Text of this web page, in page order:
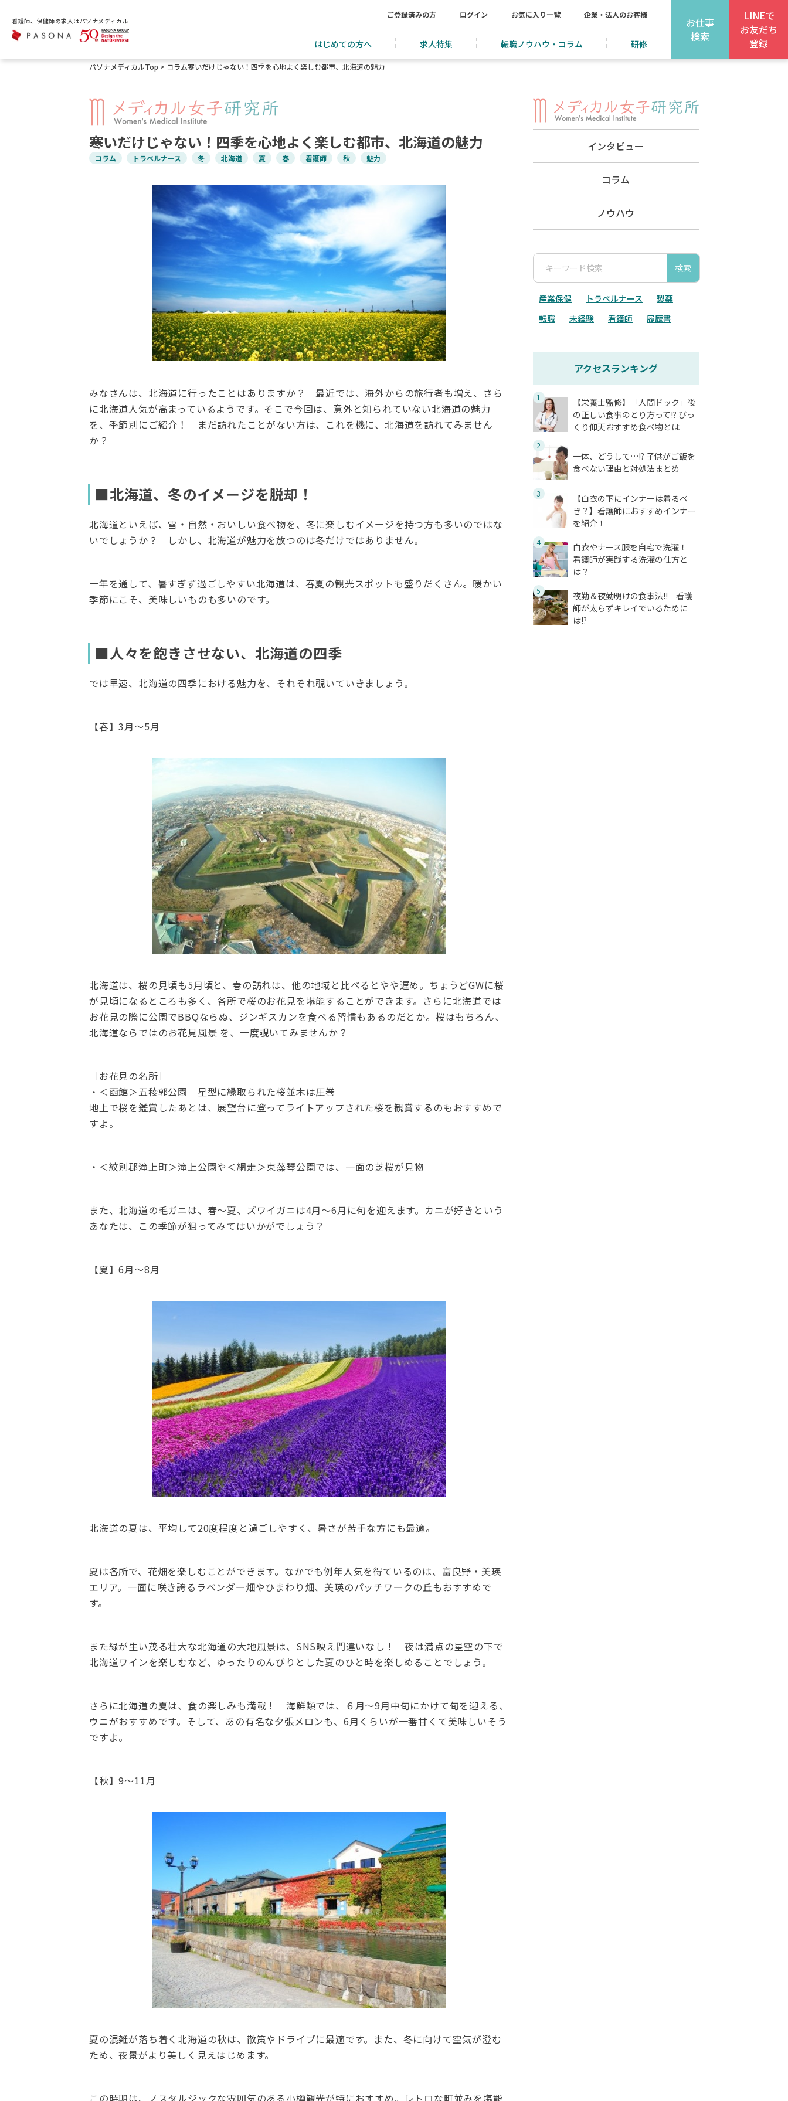
看護師、保健師の求人はパソナメディカル
ご登録済みの方 ログイン お気に入り一覧 企業・法人のお客様
はじめての方へ 求人特集 転職ノウハウ・コラム 研修
お仕事
検索
LINEで
お友だち
登録
パソナメディカルTop > コラム寒いだけじゃない！四季を心地よく楽しむ都市、北海道の魅力
寒いだけじゃない！四季を心地よく楽しむ都市、北海道の魅力
コラム トラベルナース 冬 北海道 夏 春 看護師 秋 魅力
みなさんは、北海道に行ったことはありますか？ 最近では、海外からの旅行者も増え、さら
に北海道人気が高まっているようです。そこで今回は、意外と知られていない北海道の魅力
を、季節別にご紹介！ まだ訪れたことがない方は、これを機に、北海道を訪れてみません
か？
■北海道、冬のイメージを脱却！
北海道といえば、雪・自然・おいしい食べ物を、冬に楽しむイメージを持つ方も多いのではな
いでしょうか？ しかし、北海道が魅力を放つのは冬だけではありません。
一年を通して、暑すぎず過ごしやすい北海道は、春夏の観光スポットも盛りだくさん。暖かい
季節にこそ、美味しいものも多いのです。
■人々を飽きさせない、北海道の四季
では早速、北海道の四季における魅力を、それぞれ覗いていきましょう。
【春】3月～5月
北海道は、桜の見頃も5月頃と、春の訪れは、他の地域と比べるとやや遅め。ちょうどGWに桜
が見頃になるところも多く、各所で桜のお花見を堪能することができます。さらに北海道では
お花見の際に公園でBBQならぬ、ジンギスカンを食べる習慣もあるのだとか。桜はもちろん、
北海道ならではのお花見風景 を、一度覗いてみませんか？
［お花見の名所］
・＜函館＞五稜郭公園 星型に縁取られた桜並木は圧巻
地上で桜を鑑賞したあとは、展望台に登ってライトアップされた桜を観賞するのもおすすめで
すよ。
・＜紋別郡滝上町＞滝上公園や＜網走＞東藻琴公園では、一面の芝桜が見物
また、北海道の毛ガニは、春～夏、ズワイガニは4月～6月に旬を迎えます。カニが好きという
あなたは、この季節が狙ってみてはいかがでしょう？
【夏】6月～8月
北海道の夏は、平均して20度程度と過ごしやすく、暑さが苦手な方にも最適。
夏は各所で、花畑を楽しむことができます。なかでも例年人気を得ているのは、富良野・美瑛
エリア。一面に咲き誇るラベンダー畑やひまわり畑、美瑛のパッチワークの丘もおすすめで
す。
また緑が生い茂る壮大な北海道の大地風景は、SNS映え間違いなし！ 夜は満点の星空の下で
北海道ワインを楽しむなど、ゆったりのんびりとした夏のひと時を楽しめることでしょう。
さらに北海道の夏は、食の楽しみも満載！ 海鮮類では、６月～9月中旬にかけて旬を迎える、
ウニがおすすめです。そして、あの有名な夕張メロンも、6月くらいが一番甘くて美味しいそう
ですよ。
【秋】9～11月
夏の混雑が落ち着く北海道の秋は、散策やドライブに最適です。また、冬に向けて空気が澄む
ため、夜景がより美しく見えはじめます。
この時期は、ノスタルジックな雰囲気のある小樽観光が特におすすめ。レトロな町並みを堪能
インタビュー
コラム
ノウハウ
検索
産業保健 トラベルナース
製薬
転職
未経験 看護師 履歴書
アクセスランキング
1
【栄養士監修】「人間ドック」後
の正しい食事のとり方って!? びっ
くり仰天おすすめ食べ物とは
2
一体、どうして…!? 子供がご飯を
食べない理由と対処法まとめ
3
【白衣の下にインナーは着るべ
き？】看護師におすすめインナー
を紹介！
4
白衣やナース服を自宅で洗濯！
看護師が実践する洗濯の仕方と
は？
5
夜勤＆夜勤明けの食事法!! 看護
師が太らずキレイでいるために
は!?